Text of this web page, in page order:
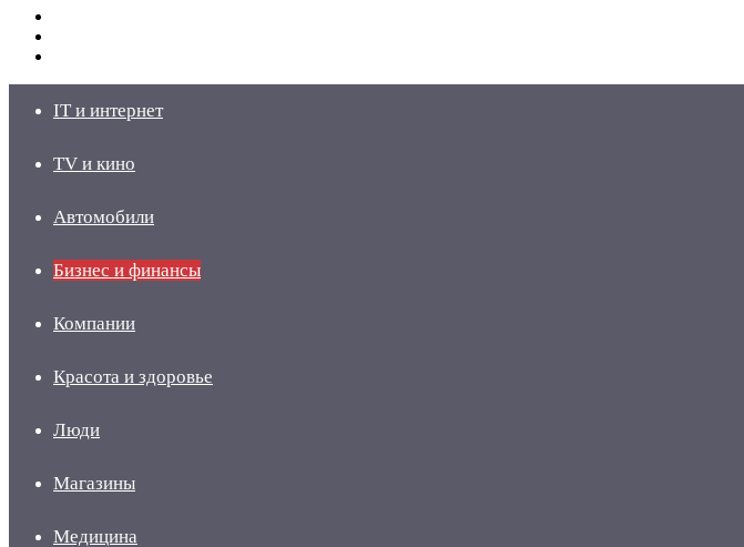
IT и интернет
TV и кино
Автомобили
Бизнес и финансы
Компании
Красота и здоровье
Люди
Магазины
Медицина